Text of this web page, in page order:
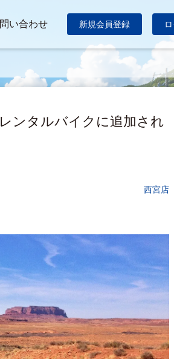
い合わせ 新規会員登録
ンタルバイクに追加され
西宮店